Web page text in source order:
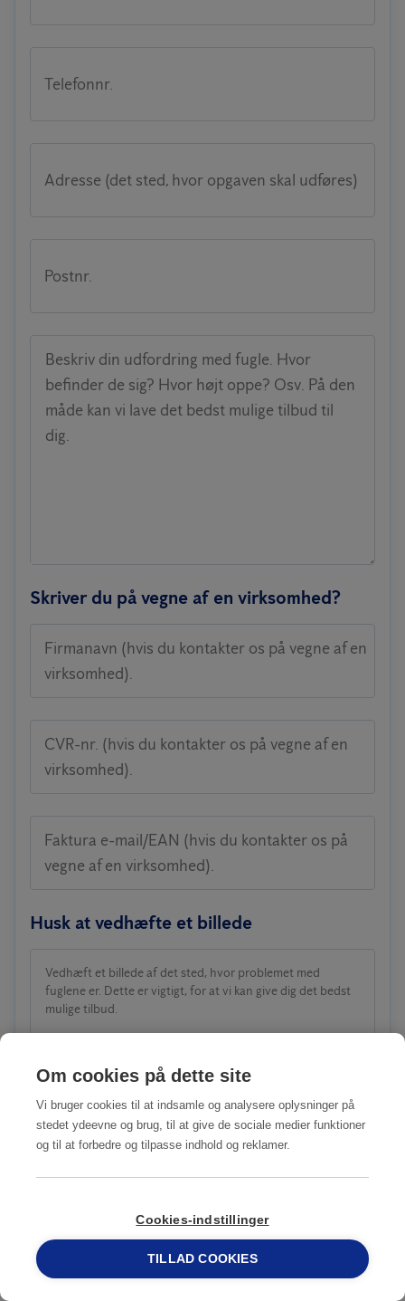
Telefonnr.
Adresse (det sted, hvor opgaven skal udføres)
Postnr.
Beskriv din udfordring med fugle. Hvor
befinder de sig? Hvor højt oppe? Osv. På den
måde kan vi lave det bedst mulige tilbud til
dig.
Skriver du på vegne af en virksomhed?
Firmanavn (hvis du kontakter os på vegne af en
virksomhed).
CVR-nr. (hvis du kontakter os på vegne af en
virksomhed).
Faktura e-mail/EAN (hvis du kontakter os på
vegne af en virksomhed).
Husk at vedhæfte et billede
Vedhæft et billede af det sted, hvor problemet med
fuglene er. Dette er vigtigt, for at vi kan give dig det bedst
mulige tilbud.
Træk og slipellerKlik for at vælg
e en fil
Hvordan fandt du denne side?
69 15 17 44
Om cookies på dette site
Vi bruger cookies til at indsamle og analysere oplysninger på
stedet ydeevne og brug, til at give de sociale medier funktioner
og til at forbedre og tilpasse indhold og reklamer.
Cookies-indstillinger
TILLAD COOKIES